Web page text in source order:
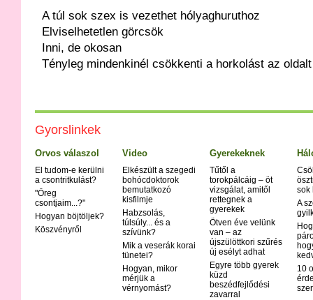
A túl sok szex is vezethet hólyaghuruthoz
Elviselhetetlen görcsök
Inni, de okosan
Tényleg mindenkinél csökkenti a horkolást az
Gyorslinkek
Orvos válaszol
El tudom-e kerülni
a csontritkulást?
"Öreg
csontjaim...?"
Hogyan böjtöljek?
Köszvényről
Video
Elkészült a szegedi
bohócdoktorok
bemutatkozó
kisfilmje
Habzsolás,
túlsúly... és a
szívünk?
Mik a veserák korai
tünetei?
Hogyan, mikor
mérjük a
vérnyomást?
Gyerekeknek
Tűtől a
torokpálcáig – öt
vizsgálat, amitől
rettegnek a
gyerekek
Ötven éve velünk
van – az
újszülöttkori szűrés
új esélyt adhat
Egyre több gyerek
küzd
beszédfejlődési
zavarral
sok
A
10